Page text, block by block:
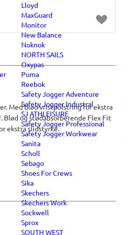
Lloyd
MaxGuard
Monitor
New Balance
Noknok
NORTH SAILS
Oxypas
Puma
Reebok
Safety Jogger Adventure
Safety Jogger Industral
SJ ATHLEISURE
Safety Jogger Professional
Safety Jogger Workwear
Sanita
Scholl
Sebago
Shoes For Crews
Sika
Skechers
Skechers Work
Sockwell
Sprox
SOUTH WEST
Med blød vristpolstring for ekstra
Blød og stødabsorberende Flex Fit
ekstra slidstyrke.